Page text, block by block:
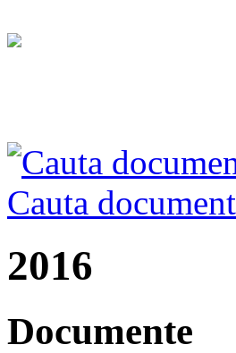
Cauta document
2016
Documente